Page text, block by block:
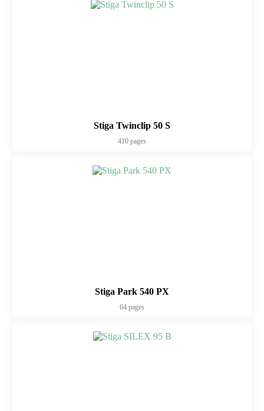
Stiga Twinclip 50 S
410 pages
Stiga Park 540 PX
64 pages